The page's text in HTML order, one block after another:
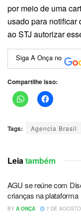
por meio de uma
usado para notificar
ao STJ autorizar
Siga A Onça no
Compartilhe isso:
Tags: Agencia Brasil
Leia também
AGU se reúne com
crianças na plataforma
BY A ONÇA 7 DE